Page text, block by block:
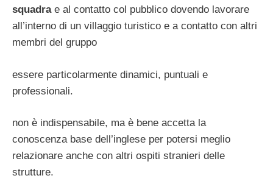
squadrae al contatto col pubblico dovendo lavorare
all’interno di un villaggio turistico e a contatto con altri
membri del gruppo
essere particolarmente dinamici, puntuali e
professionali.
non è indispensabile, ma è bene accetta la
conoscenza base dell’inglese per potersi meglio
relazionare anche con altri ospiti stranieri delle
strutture.